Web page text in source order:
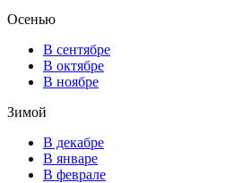
Осенью
В сентябре
В октябре
В ноябре
Зимой
В декабре
В январе
В феврале